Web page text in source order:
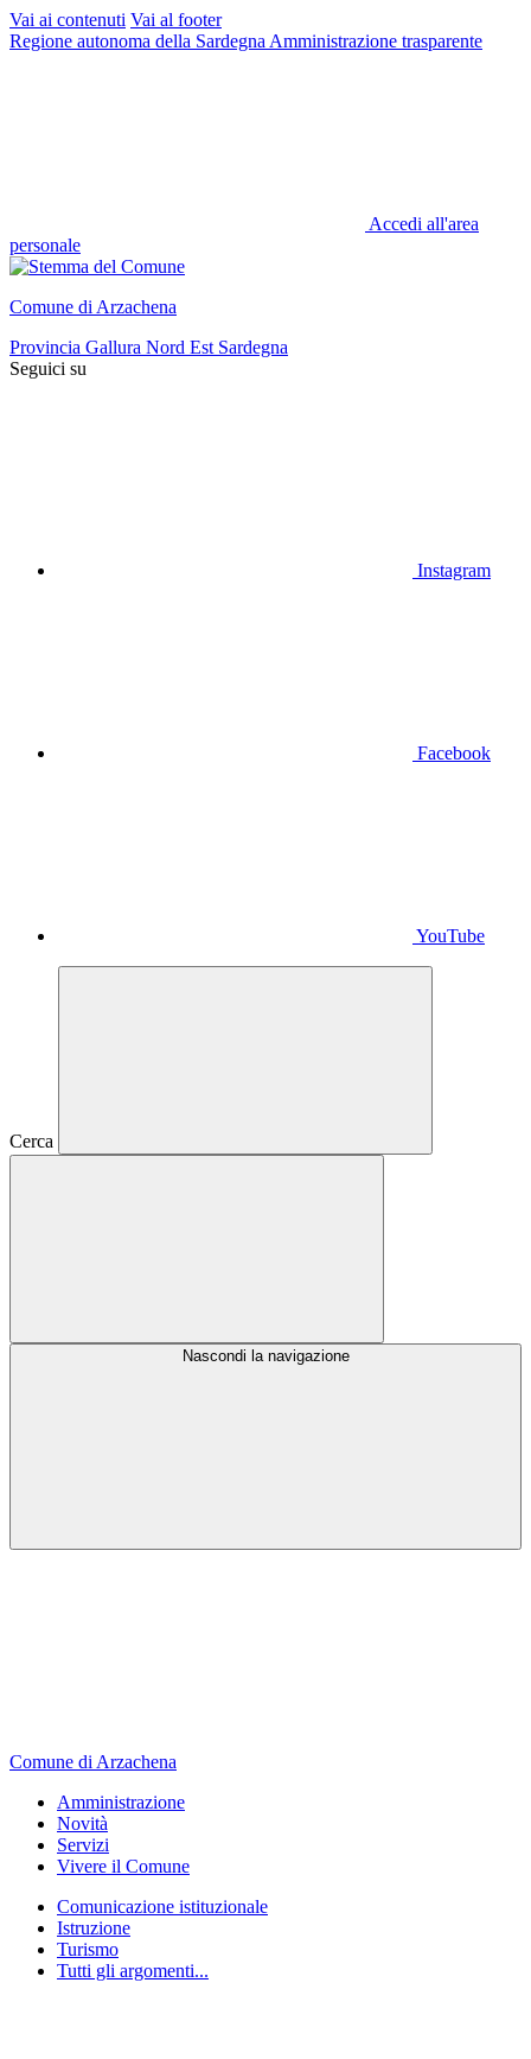
Vai ai contenuti Vai al footer
Regione autonoma della Sardegna Amministrazione trasparente
Accedi all'area
personale
Comune di Arzachena
Provincia Gallura Nord Est Sardegna
Seguici su
Instagram
Facebook
YouTube
Cerca
Nascondi la navigazione
Comune di Arzachena
Amministrazione
Novità
Servizi
Vivere il Comune
Comunicazione istituzionale
Istruzione
Turismo
Tutti gli argomenti...